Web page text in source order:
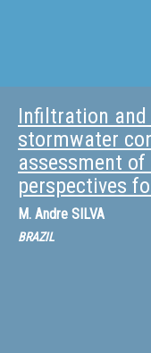
Infiltration
stormwater
assessment
perspectives
M. Andre SILVA
BRAZIL